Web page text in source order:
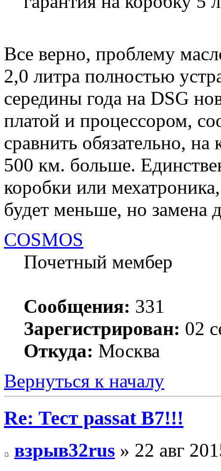
Все верно, проблему
2,0 литра полностью
середины года на DSG
платой и процессором,
сравнить обязательно,
500 км. больше.
коробки или
будет меньше, но замена
COSMOS
Почетный мембер
Сообщения: 331
Зарегистрирован: 02
Откуда: Москва
Вернуться к началу
Re: Тест passat B7!!!
взрыв32rus » 22 авг